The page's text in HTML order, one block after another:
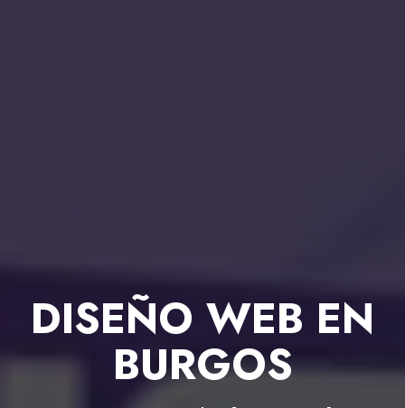
DISEÑO WEB EN
BURGOS